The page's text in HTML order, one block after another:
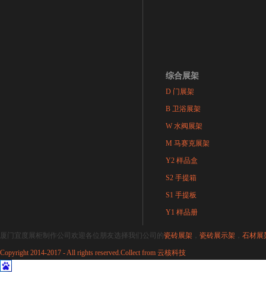
综合展架
D 门展架
B 卫浴展架
W 水阀展架
M 马赛克展架
Y2 样品盒
S2 手提箱
S1 手提板
Y1 样品册
厦门宜度展柜制作公司欢迎各位朋友选择我们公司的瓷砖展架 ， 瓷砖展示架 ， 石材展
Copyright 2014-2017 - All rights reserved.Collect from 云核科技